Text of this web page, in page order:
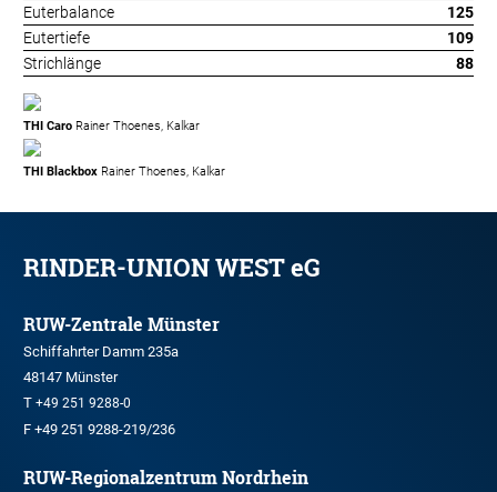
Euterbalance
125
Eutertiefe
109
Strichlänge
88
THI Caro Rainer Thoenes, Kalkar
THI Blackbox Rainer Thoenes, Kalkar
RINDER-UNION WEST eG
RUW-Zentrale Münster
Schiffahrter Damm 235a
48147 Münster
T +49 251 9288-0
F +49 251 9288-219/236
RUW-Regionalzentrum Nordrhein